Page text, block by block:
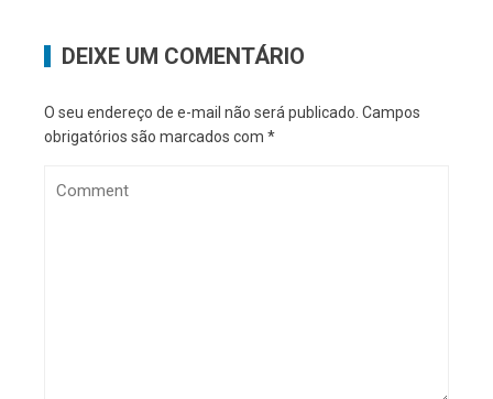
DEIXE UM COMENTÁRIO
O seu endereço de e-mail não será publicado. Campos
obrigatórios são marcados com *